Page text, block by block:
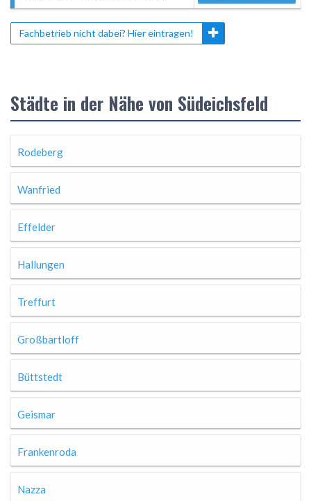
Fachbetrieb nicht dabei? Hier eintragen!
Städte in der Nähe von Südeichsfeld
Rodeberg
Wanfried
Effelder
Hallungen
Treffurt
Großbartloff
Büttstedt
Geismar
Frankenroda
Nazza